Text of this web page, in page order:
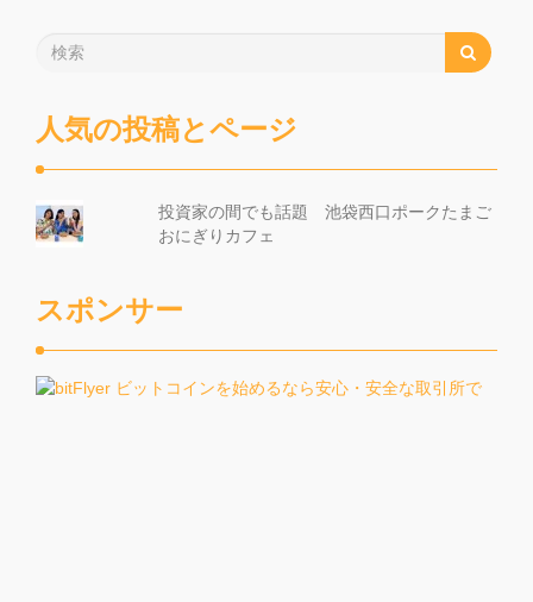
人気の投稿とページ
投資家の間でも話題 池袋西口ポークたまご
おにぎりカフェ
スポンサー